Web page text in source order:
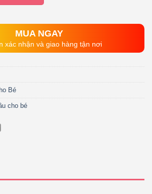
MUA NGAY
xác nhận và giao hàng tận nơi
Bé
cho bé